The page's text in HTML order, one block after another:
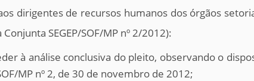
dirigentes de recursos humanos dos órgãos
SEGEP/SOF/MP nº 2/2012):
à análise conclusiva do pleito, observando o
MP nº 2, de 30 de novembro de 2012;